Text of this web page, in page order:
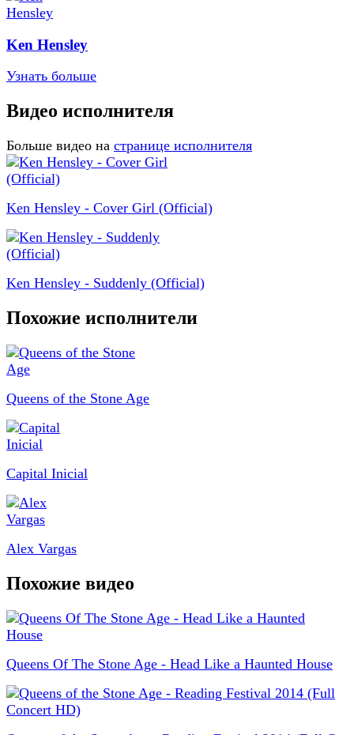
Ken Hensley
Узнать больше
Видео исполнителя
Больше видео на странице исполнителя
Ken Hensley - Cover Girl (Official)
Ken Hensley - Suddenly (Official)
Похожие исполнители
Queens of the Stone Age
Capital Inicial
Alex Vargas
Похожие видео
Queens Of The Stone Age - Head Like a Haunted House